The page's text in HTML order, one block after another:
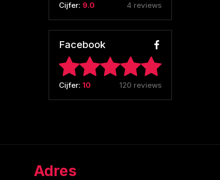
Cijfer: 9.0 4 reviews
Facebook
Cijfer: 10 120 reviews
Adres